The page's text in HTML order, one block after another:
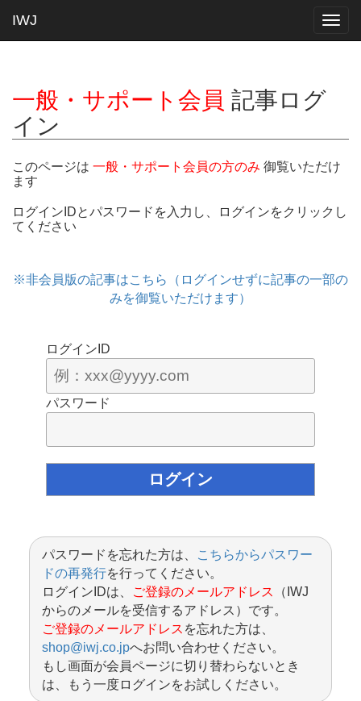
IWJ
一般・サポート会員 記事ログ
イン
このページは 一般・サポート会員の方のみ 御覧いただけ
ます
ログインIDとパスワードを入力し、ログインをクリックし
てください
※非会員版の記事はこちら（ログインせずに記事の一部の
みを御覧いただけます）
ログインID
パスワード
パスワードを忘れた方は、
こちらからパスワー
ドの再発行を行ってください。
ログインIDは、
ご登録のメールアドレス
（IWJ
からのメールを受信するアドレス）です。
ご登録のメールアドレス を忘れた方は、
shop@iwj.co.jpへお問い合わせください。
もし画面が会員ページに切り替わらないとき
は、もう一度ログインをお試しください。